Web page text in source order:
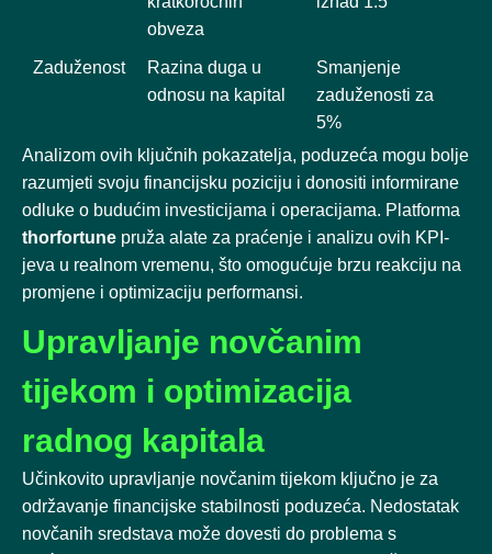
obveza
Zaduženost
Razina duga u
odnosu na kapital
Smanjenje
zaduženosti za
5%
Analizom ovih ključnih pokazatelja, poduzeća mogu bolje
razumjeti svoju financijsku poziciju i donositi informirane
odluke o budućim investicijama i operacijama. Platforma
thorfortune pruža alate za praćenje i analizu ovih KPI-
jeva u realnom vremenu, što omogućuje brzu reakciju na
promjene i optimizaciju performansi.
Upravljanje novčanim
tijekom i optimizacija
radnog kapitala
Učinkovito upravljanje novčanim tijekom ključno je za
održavanje financijske stabilnosti poduzeća. Nedostatak
novčanih sredstava može dovesti do problema s